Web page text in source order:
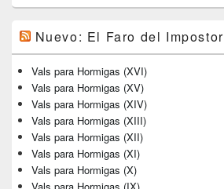
Nuevo: El Faro del Impostor
Vals para Hormigas (XVI)
Vals para Hormigas (XV)
Vals para Hormigas (XIV)
Vals para Hormigas (XIII)
Vals para Hormigas (XII)
Vals para Hormigas (XI)
Vals para Hormigas (X)